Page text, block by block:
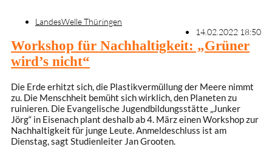
LandesWelle Thüringen
14.02.2022 18:50
Workshop für Nachhaltigkeit: „Grüner
wird’s nicht“
Die Erde erhitzt sich, die Plastikvermüllung der Meere nimmt
zu. Die Menschheit bemüht sich wirklich, den Planeten zu
ruinieren. Die Evangelische Jugendbildungsstätte „Junker
Jörg“ in Eisenach plant deshalb ab 4. März einen Workshop zur
Nachhaltigkeit für junge Leute. Anmeldeschluss ist am
Dienstag, sagt Studienleiter Jan Grooten.